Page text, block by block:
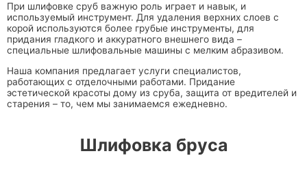
При шлифовке сруб важную роль играет и навык, и
используемый инструмент. Для удаления верхних слоев с
корой используются более грубые инструменты, для
придания гладкого и аккуратного внешнего вида –
специальные шлифовальные машины с мелким абразивом.
Наша компания предлагает услуги специалистов,
работающих с отделочными работами. Придание
эстетической красоты дому из сруба, защита от вредителей и
старения – то, чем мы занимаемся ежедневно.
Шлифовка бруса